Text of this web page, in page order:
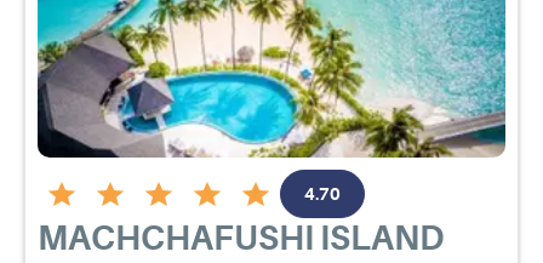
4.70
MACHCHAFUSHI ISLAND